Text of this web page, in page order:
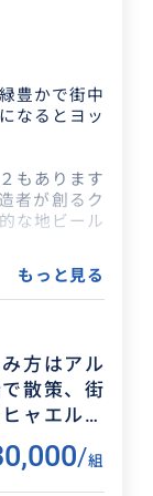
！
々な体
ドレス
有った
。あり
豊かで街中
なるとヨッ
もあります
者が創るク
な地ビール
るミニチュ
キンガム宮
ビートルズ
、運河をゆ
クにある橋
登ってハン
もっと見る
方はアル
散策、街
ャエル教
、地ビー
グなどな
/組